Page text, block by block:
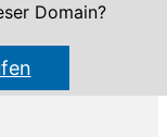
Domain?